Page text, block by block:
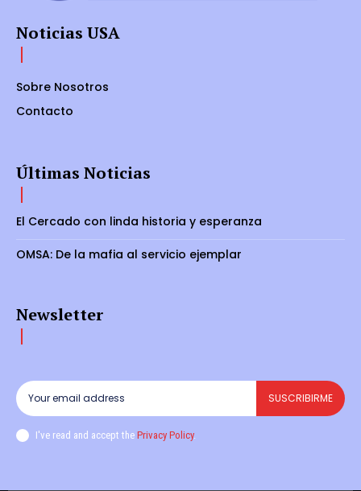
Noticias USA
Sobre Nosotros
Contacto
Últimas Noticias
El Cercado con linda historia y esperanza
OMSA: De la mafia al servicio ejemplar
Newsletter
SUSCRIBIRME
I've read and accept the Privacy Policy.